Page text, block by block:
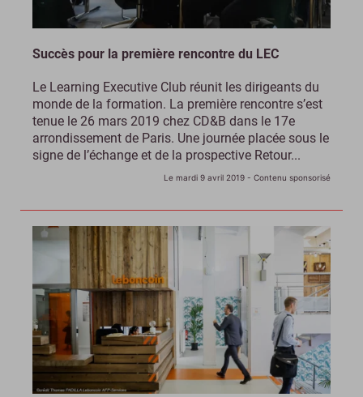
Succès pour la première rencontre du LEC
Le Learning Executive Club réunit les dirigeants du
monde de la formation. La première rencontre s’est
tenue le 26 mars 2019 chez CD&B dans le 17e
arrondissement de Paris. Une journée placée sous le
signe de l’échange et de la prospective Retour...
Le mardi 9 avril 2019 - Contenu sponsorisé